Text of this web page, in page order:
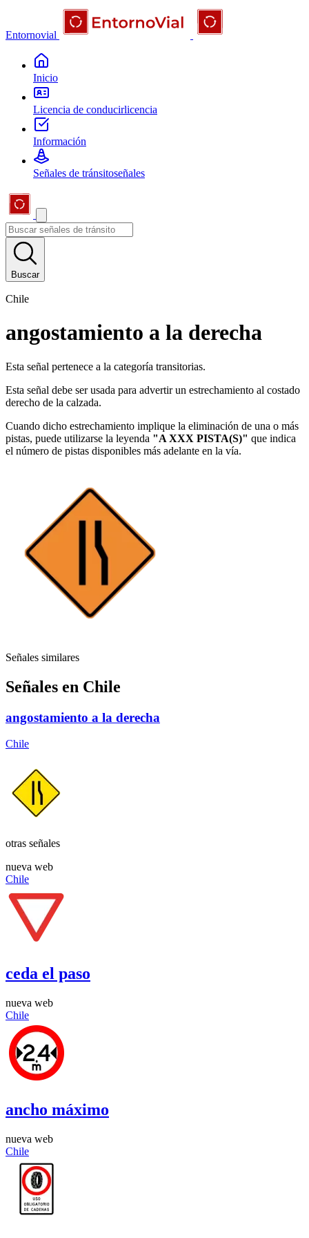
Entornovial
Inicio
Licencia de conducirlicencia
Información
Señales de tránsitoseñales
Buscar
Chile
angostamiento a la derecha
Esta señal pertenece a la categoría transitorias.
Esta señal debe ser usada para advertir un estrechamiento al costado
derecho de la calzada.
Cuando dicho estrechamiento implique la eliminación de una o más
pistas, puede utilizarse la leyenda "A XXX PISTA(S)" que indica
el número de pistas disponibles más adelante en la vía.
Señales similares
Señales en Chile
angostamiento a la derecha
Chile
otras señales
nueva web
Chile
ceda el paso
nueva web
Chile
ancho máximo
nueva web
Chile